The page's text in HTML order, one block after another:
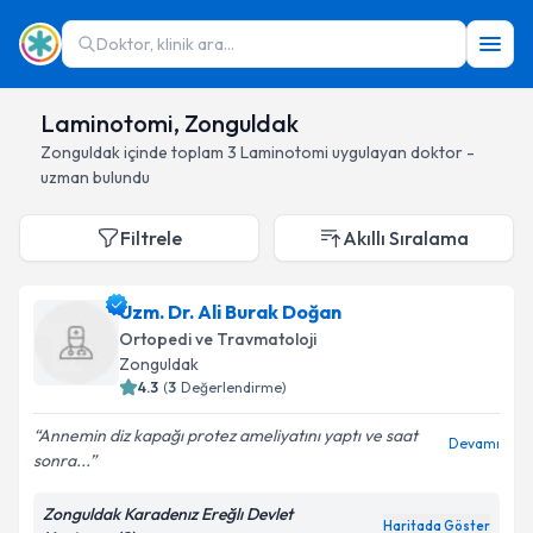
Doktor, klinik ara...
Laminotomi, Zonguldak
Zonguldakiçinde toplam 3 Laminotomi uygulayan doktor -
uzman bulundu
Filtrele Akıllı Sıralama
Uzm. Dr. Ali Burak Doğan
Ortopedi ve Travmatoloji
Zonguldak
4.3 (3 Değerlendirme)
Annemin diz kapağı protez ameliyatını yaptı ve saat
sonra...
Devamı
Zonguldak Karadenız Ereğlı Devlet
Haritada Göster